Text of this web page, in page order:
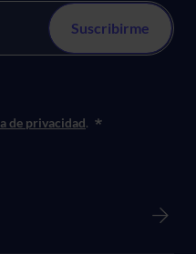
de privacidad. *